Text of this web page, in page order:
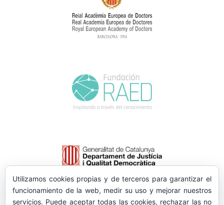
Utilizamos cookies propias y de terceros para garantizar el
funcionamiento de la web, medir su uso y mejorar nuestros
servicios. Puede aceptar todas las cookies, rechazar las no